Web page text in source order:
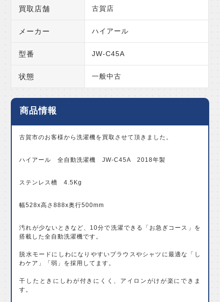
買取店舗 古賀店
メーカー ハイアール
型番 JW-C45A
状態 一般中古
商品情報
古賀市のお客様から洗濯機を買取させて頂きました。
ハイアール 全自動洗濯機 JW-C45A 2018年製
ステンレス槽 4.5Kg
幅528x高さ888x奥行500mm
汚れが少ないときなど、10分で洗濯できる「お急ぎコース」を
搭載した全自動洗濯機です。
脱水モードにしわになりやすいブラウスやシャツに最適な「し
わケア」「弱」を採用してます。
干したときにしわが付きにくく、アイロンがけが楽にできま
す。